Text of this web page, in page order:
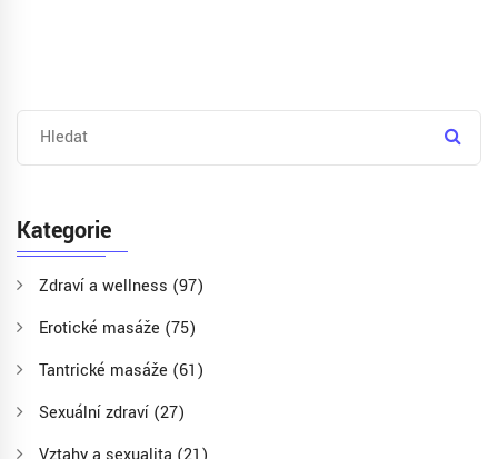
Kategorie
Zdraví a wellness (97)
Erotické masáže (75)
Tantrické masáže (61)
Sexuální zdraví (27)